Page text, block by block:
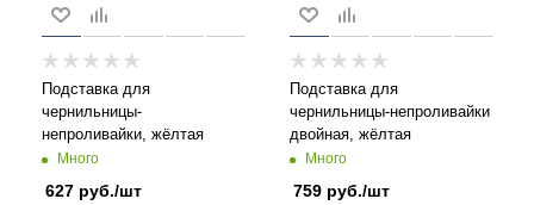
Подставка для
чернильницы-
непроливайки, жёлтая
Много
627 руб./шт
Подставка для
чернильницы-непроливайки
двойная, жёлтая
Много
759 руб./шт